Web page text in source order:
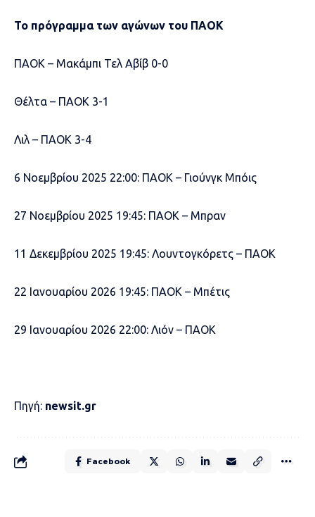
Το πρόγραμμα των αγώνων του ΠΑΟΚ
ΠΑΟΚ – Μακάμπι Τελ Αβίβ 0-0
Θέλτα – ΠΑΟΚ 3-1
Λιλ – ΠΑΟΚ 3-4
6 Νοεμβρίου 2025 22:00: ΠΑΟΚ – Γιούνγκ Μπόις
27 Νοεμβρίου 2025 19:45: ΠΑΟΚ – Μπραν
11 Δεκεμβρίου 2025 19:45: Λουντογκόρετς – ΠΑΟΚ
22 Ιανουαρίου 2026 19:45: ΠΑΟΚ – Μπέτις
29 Ιανουαρίου 2026 22:00: Λιόν – ΠΑΟΚ
Πηγή: newsit.gr
Facebook